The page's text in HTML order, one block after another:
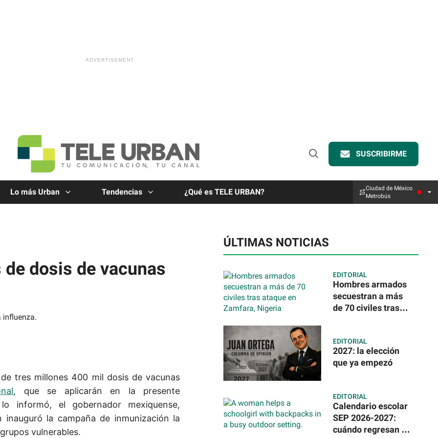
Open
SUSCRIBIRME
Lo más Urban Tendencias ¿Qué es TELE URBAN?
Ciudad de México
Metrobús
dosis de vacunas
tres millones 400 mil dosis de vacunas
, que se aplicarán en la presente
informó, el gobernador mexiquense,
inauguró la campaña de inmunización la
vulnerables.
ÚLTIMAS NOTICIAS
EDITORIAL
Hombres armados
secuestran a más
de 70 civiles tras
EDITORIAL
2027: la elección
que ya empezó
EDITORIAL
Calendario escolar
SEP 2026-2027:
cuándo regresan a